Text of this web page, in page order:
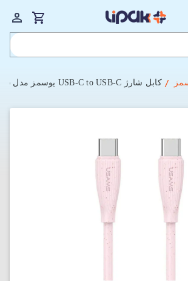
کابل شارژ USB-C to USB-C یوسمز مدل US-SJ716 با طول 1 متر توان 60 وات